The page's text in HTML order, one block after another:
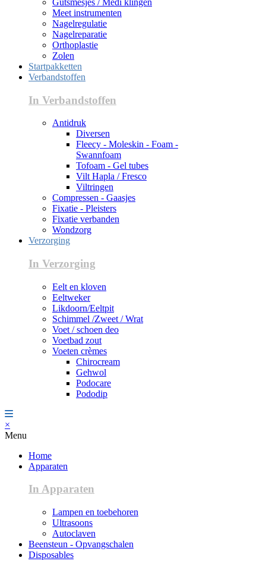
Meet instrumenten
Nagelregulatie
Nagelreparatie
Orthoplastie
Zolen
Startpakketten
Verbandstoffen
In Verbandstoffen
Antidruk
Diversen
Fleecy - Moleskin - Foam -
Swannfoam
Tofoam - Gel tubes
Vilt Hapla / Fresco
Viltringen
Compressen - Gaasjes
Fixatie - Pleisters
Fixatie verbanden
Wondzorg
Verzorging
In Verzorging
Eelt en kloven
Eeltweker
Likdoorn/Eeltpit
Schimmel /Zweet / Wrat
Voet / schoen deo
Voetbad zout
Voeten crèmes
Chirocream
Gehwol
Podocare
Pododip
×
Menu
Home
Apparaten
In Apparaten
Lampen en toebehoren
Ultrasoons
Autoclaven
Beensteun - Opvangschalen
Disposables